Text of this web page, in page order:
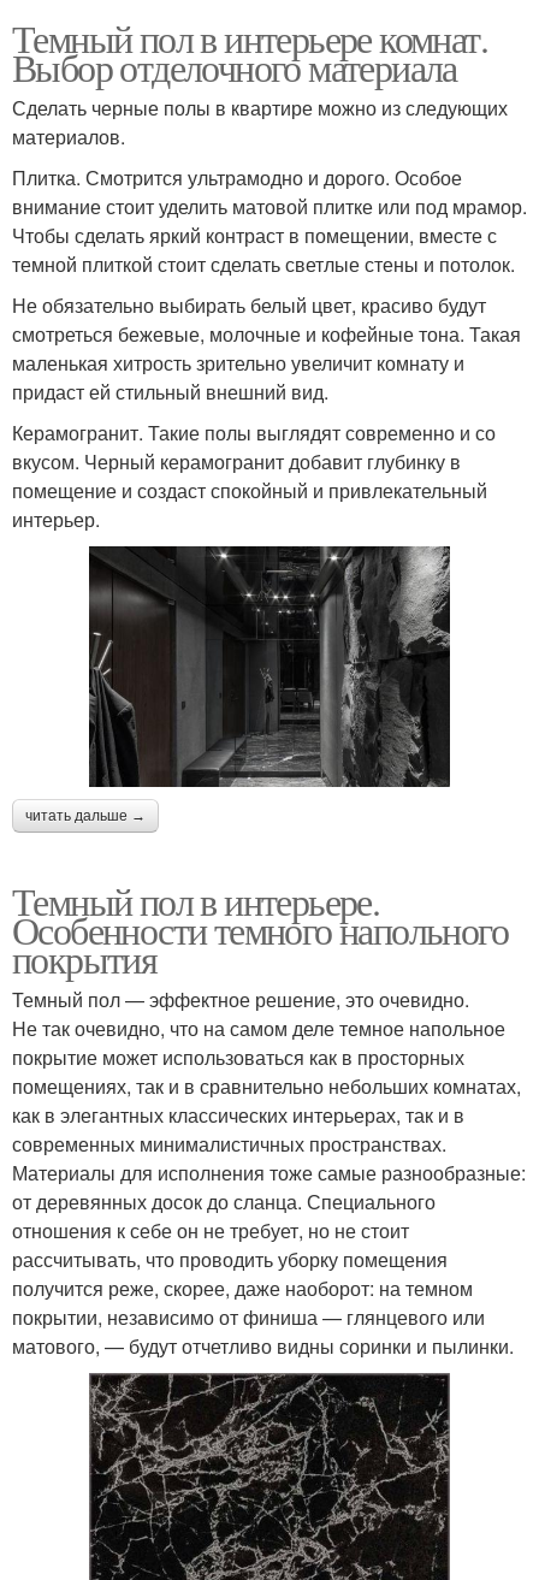
Темный пол в интерьере комнат.
Выбор отделочного материала
Сделать черные полы в квартире можно из следующих
материалов.
Плитка. Смотрится ультрамодно и дорого. Особое
внимание стоит уделить матовой плитке или под мрамор.
Чтобы сделать яркий контраст в помещении, вместе с
темной плиткой стоит сделать светлые стены и потолок.
Не обязательно выбирать белый цвет, красиво будут
смотреться бежевые, молочные и кофейные тона. Такая
маленькая хитрость зрительно увеличит комнату и
придаст ей стильный внешний вид.
Керамогранит. Такие полы выглядят современно и со
вкусом. Черный керамогранит добавит глубинку в
помещение и создаст спокойный и привлекательный
интерьер.
читать дальше →
Темный пол в интерьере.
Особенности темного напольного
покрытия
Темный пол — эффектное решение, это очевидно.
Не так очевидно, что на самом деле темное напольное
покрытие может использоваться как в просторных
помещениях, так и в сравнительно небольших комнатах,
как в элегантных классических интерьерах, так и в
современных минималистичных пространствах.
Материалы для исполнения тоже самые разнообразные:
от деревянных досок до сланца. Специального
отношения к себе он не требует, но не стоит
рассчитывать, что проводить уборку помещения
получится реже, скорее, даже наоборот: на темном
покрытии, независимо от финиша — глянцевого или
матового, — будут отчетливо видны соринки и пылинки.